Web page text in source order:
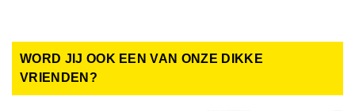
WORD JIJ OOK EEN VAN ONZE DIKKE
VRIENDEN?